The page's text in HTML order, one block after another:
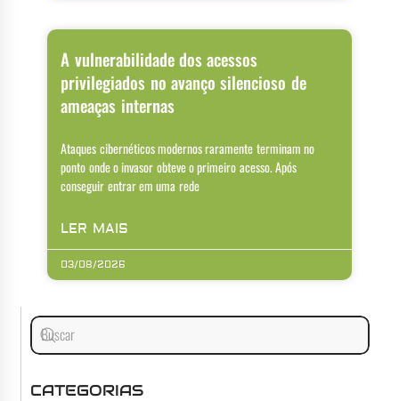
A vulnerabilidade dos acessos
privilegiados no avanço silencioso de
ameaças internas
Ataques cibernéticos modernos raramente terminam no
ponto onde o invasor obteve o primeiro acesso. Após
conseguir entrar em uma rede
LER MAIS
03/08/2026
CATEGORIAS